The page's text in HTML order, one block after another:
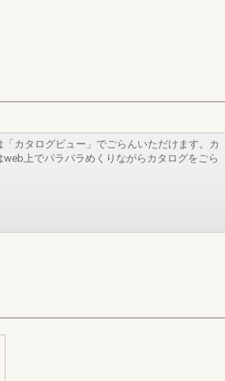
「カタログビュー」でごらんいただけます。カ
web上でパラパラめくりながらカタログをごら